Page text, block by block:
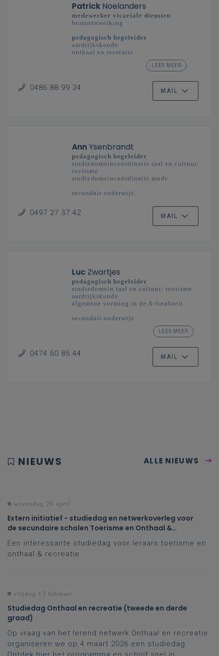
Patrick Noelanders
medewerker vicariale diensten
besturenwerking
pedagogisch begeleider
aardrijkskunde
onthaal en recreatie
studiedomein taal en cultuur: toerisme
Limburg - Vlaanderenbreed
LEES MEER
0486 88 99 24 MAIL
AnnYsenbrandt
pedagogisch begeleider
studiedomeincoördinatie taal en cultuur:
toerisme
studiedomeincoördinatie mode
secundair onderwijs
0497 27 37 42 MAIL
Luc Zwartjes
pedagogisch begeleider
studiedomein taal en cultuur: toerisme
aardrijkskunde
algemene vorming in de A-finaliteit
secundair onderwijs
Oost- en West-Vlaanderen -
LEES MEER
0474 60 85 44 MAIL
NIEUWS ALLE NIEUWS
woensdag 29 april
Extern initiatief - studiedag en netwerkoverleg voor
de secundaire scholen Toerisme en Onthaal &
Recreatie in Howest!
Een interessante studiedag voor leraars toerisme en
onthaal & recreatie
vrijdag 13 februari
Studiedag Onthaal en recreatie (tweede en derde
graad)
Op vraag van het lerend netwerk Onthaal en recreatie
organiseren we op 4 maart 2026 een studiedag.